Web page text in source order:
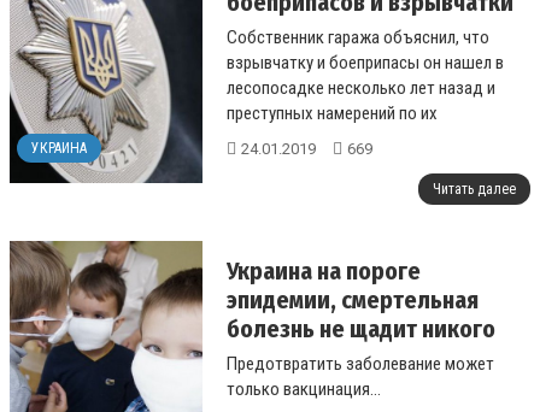
УКРАИНА
Собственник гаража объяснил, что
взрывчатку и боеприпасы он нашел в
лесопосадке несколько лет назад и
преступных намерений по их
использованию не имел....
24.01.2019 669
Читать далее
Украина на пороге
эпидемии, смертельная
болезнь не щадит никого
Предотвратить заболевание может
только вакцинация...